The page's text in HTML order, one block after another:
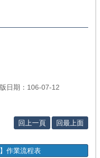
版日期：106-07-12
回上一頁 回最上面
作業流程表